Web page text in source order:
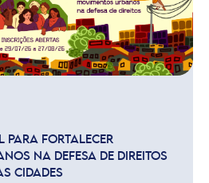
PARA FORTALECER
NA DEFESA DE DIREITOS
CIDADES